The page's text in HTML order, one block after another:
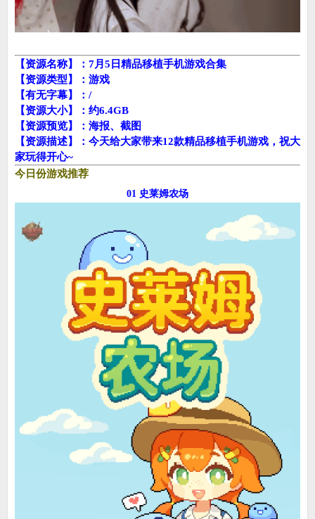
【资源名称】：7月5日精品移植手机游戏合集
【资源类型】：游戏
【有无字幕】：/
【资源大小】：约6.4GB
【资源预览】：海报、截图
【资源描述】：今天给大家带来12款精品移植手机游戏，祝大
家玩得开心~
今日份游戏推荐
01 史莱姆农场